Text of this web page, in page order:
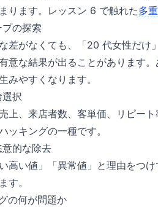
ります。レッスン 6 で触れた多
の探索
差がなくても、「20 代女性だけ
意な結果が出ることがあります
みやすくなります。
択
上、来店者数、客単価、リピー
ッキングの一種です。
意的な除去
い高い値」「異常値」と理由をつ
す。
の何が問題か